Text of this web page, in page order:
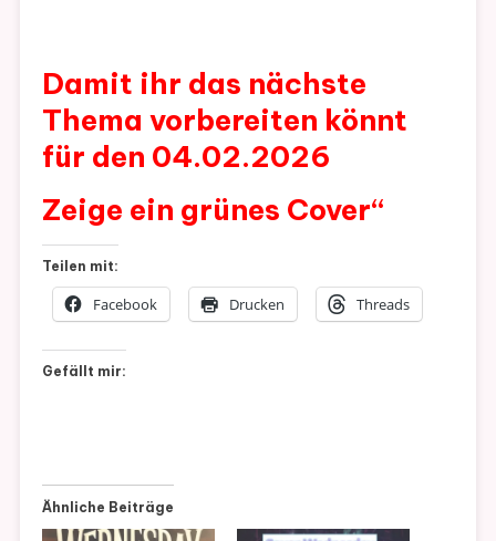
Damit ihr das nächste
Thema vorbereiten könnt
für den 04.02.2026
Zeige ein grünes Cover“
Teilen mit:
Facebook Drucken Threads
Gefällt mir:
Ähnliche Beiträge